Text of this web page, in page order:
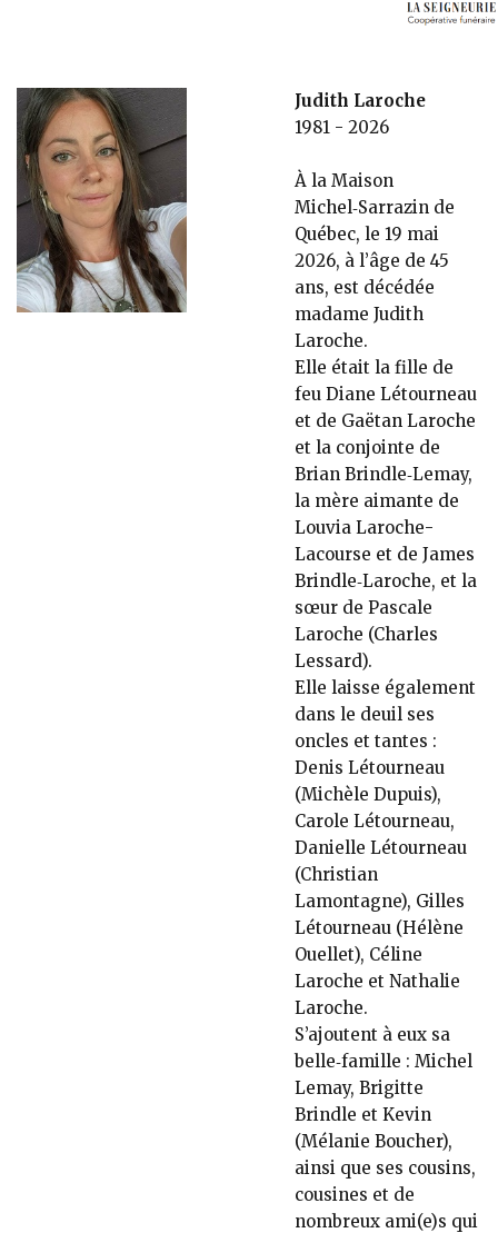
Judith Laroche
1981 - 2026
À la Maison
Michel‑Sarrazin de
Québec, le 19 mai
2026, à l’âge de 45
ans, est décédée
madame Judith
Laroche.
Elle était la fille de
feu Diane Létourneau
et de Gaëtan Laroche
et la conjointe de
Brian Brindle‑Lemay,
la mère aimante de
Louvia Laroche-
Lacourse et de James
Brindle‑Laroche, et la
sœur de Pascale
Laroche (Charles
Lessard).
Elle laisse également
dans le deuil ses
oncles et tantes :
Denis Létourneau
(Michèle Dupuis),
Carole Létourneau,
Danielle Létourneau
(Christian
Lamontagne), Gilles
Létourneau (Hélène
Ouellet), Céline
Laroche et Nathalie
Laroche.
S’ajoutent à eux sa
belle‑famille : Michel
Lemay, Brigitte
Brindle et Kevin
(Mélanie Boucher),
ainsi que ses cousins,
cousines et de
nombreux ami(e)s qui